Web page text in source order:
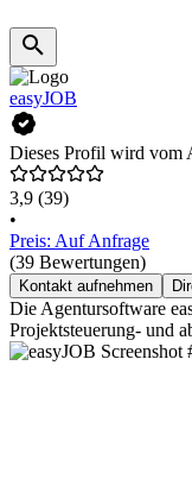
easyJOB
Dieses Profil wird vom
3,9 (39)
•
Preis: Auf Anfrage
(39 Bewertungen)
Kontakt aufnehmen
Die Agentursoftware
Projektsteuerung- und